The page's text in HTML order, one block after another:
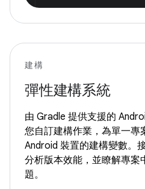
建構
彈性建構系統
由 Gradle 提供支援的
您自訂建構作業，為單一專
Android 裝置的建構變數。
分析版本效能，並瞭解專案
題。